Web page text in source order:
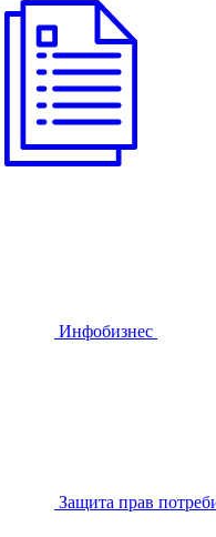
Инфобизнес
Защита прав